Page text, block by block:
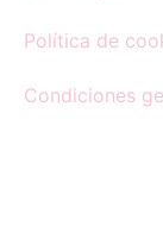
Política de
Condiciones